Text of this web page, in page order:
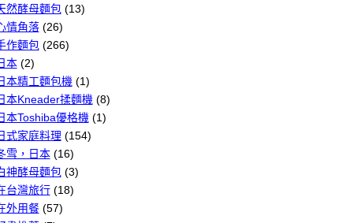
然酵母麵包 (13)
情角落 (26)
作麵包 (266)
本 (2)
本精工麵包機 (1)
本Kneader揉麵機 (8)
本Toshiba優格機 (1)
式家庭料理 (154)
雪，日本 (16)
神酵母麵包 (3)
台灣旅行 (18)
外用餐 (57)